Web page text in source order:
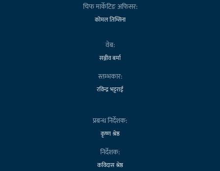
चिफ मार्केटिङ अफिसर:
कोमल तिम्सिना
वेब:
सञ्जीव बर्मा
स्तम्भकार:
रविन्द्र भट्टराई
प्रबन्ध निर्देशक:
कृष्ण श्रेष्ठ
निर्देशक:
कविदास श्रेष्ठ